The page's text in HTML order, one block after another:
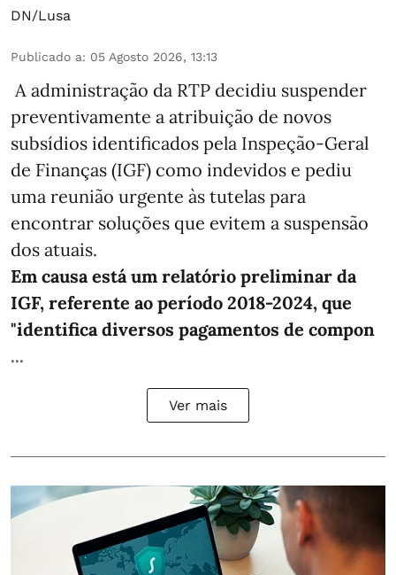
DN/Lusa
Publicado a: 05 Agosto 2026, 13:13
A administração da RTP decidiu suspender
preventivamente a atribuição de novos
subsídios identificados pela Inspeção-Geral
de Finanças (IGF) como indevidos e pediu
uma reunião urgente às tutelas para
encontrar soluções que evitem a suspensão
dos atuais.
Em causa está um relatório preliminar da
IGF, referente ao período 2018-2024, que
"identifica diversos pagamentos de compon
...
Ver mais